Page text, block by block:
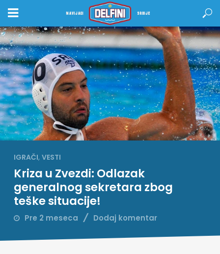
NAVIJACI SRBIJE
IGRAČI, VESTI
Kriza u Zvezdi: Odlazak
generalnog sekretara zbog
teške situacije!
Pre 2 meseca Dodaj komentar